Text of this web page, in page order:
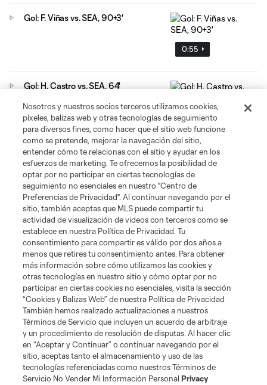
0:55
Gol: F. Viñas vs. SEA, 90+3'
0:42
Gol: H. Castro vs. SEA, 64'
Acerca de MLS
Social
Tienda
Club Sites
Nosotros y nuestros socios terceros utilizamos cookies,
píxeles, balizas web y otras tecnologías de seguimiento
para diversos fines, como hacer que el sitio web funcione
como se pretende, mejorar la navegación del sitio,
entender cómo te relacionas con el sitio y ayudar en los
esfuerzos de marketing. Te ofrecemos la posibilidad de
optar por no participar en ciertas tecnologías de
seguimiento no esenciales en nuestro "Centro de
Preferencias de Privacidad". Al continuar navegando por el
sitio, también aceptas que MLS puede compartir tu
actividad de visualización de videos con terceros como se
establece en nuestra Política de Privacidad. Tu
consentimiento para compartir es válido por dos años a
menos que retires tu consentimiento antes. Para obtener
más información sobre cómo utilizamos las cookies y
otras tecnologías en nuestro sitio y cómo optar por no
participar en ciertas cookies no esenciales, visita la sección
“Cookies y Balizas Web” de nuestra Política de Privacidad
También hemos realizado actualizaciones a nuestros
Términos de Servicio que incluyen un acuerdo de arbitraje
y un procedimiento de resolución de disputas. Al hacer clic
en “Aceptar y Continuar” o continuar navegando por el
sitio, aceptas tanto el almacenamiento y uso de las
tecnologías referenciadas como nuestros Términos de
Servicio No Vender Mi Información PersonalPrivacy